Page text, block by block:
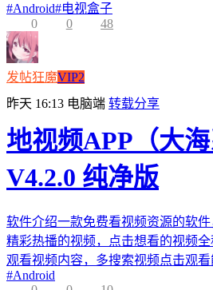
#Android#电视盒子
0
0 48
发帖狂魔VIP2
昨天 16:13 电脑端 转载分享
地视频APP（大海
V4.2.0 纯净版
软件介绍一款免费看视频资源的软
精彩热播的视频，点击想看的视频
观看视频内容，多搜索视频点击观
#Android